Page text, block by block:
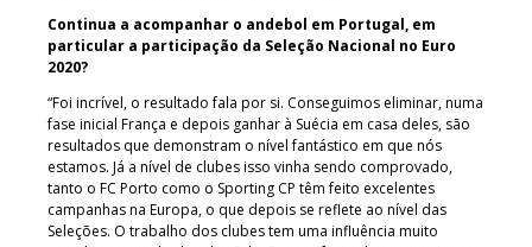
Continua a acompanhar o andebol em Portugal, em
particular a participação da Seleção Nacional no Euro
2020?
“Foi incrível, o resultado fala por si. Conseguimos eliminar, numa
fase inicial França e depois ganhar à Suécia em casa deles, são
resultados que demonstram o nível fantástico em que nós
estamos. Já a nível de clubes isso vinha sendo comprovado,
tanto o FC Porto como o Sporting CP têm feito excelentes
campanhas na Europa, o que depois se reflete ao nível das
Seleções. O trabalho dos clubes tem uma influência muito